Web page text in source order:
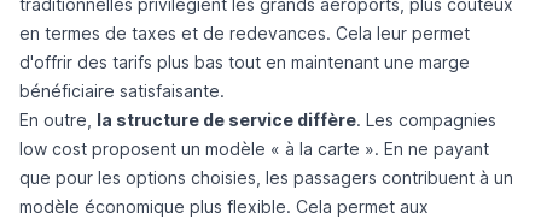
traditionnelles privilégient les grands aéroports, plus coûteux
en termes de taxes et de redevances. Cela leur permet
d'offrir des tarifs plus bas tout en maintenant une marge
bénéficiaire satisfaisante.
En outre, la structure de service diffère. Les compagnies
low cost proposent un modèle « à la carte ». En ne payant
que pour les options choisies, les passagers contribuent à un
modèle économique plus flexible. Cela permet aux